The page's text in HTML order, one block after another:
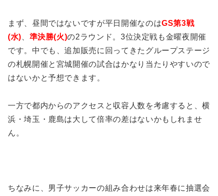
まず、昼間ではないですが平日開催なのはGS第3戦
(水)
準決勝(火)の2ラウンド。3位決定戦も金曜夜開催
です。中でも、追加販売に回ってきたグループステージ
の札幌開催と宮城開催の試合はかなり当たりやすいので
はないかと予想できます。
一方で都内からのアクセスと収容人数を考慮すると、横
浜・埼玉・鹿島は大して倍率の差はないかもしれませ
ん。
ちなみに、男子サッカーの組み合わせは来年春に抽選会